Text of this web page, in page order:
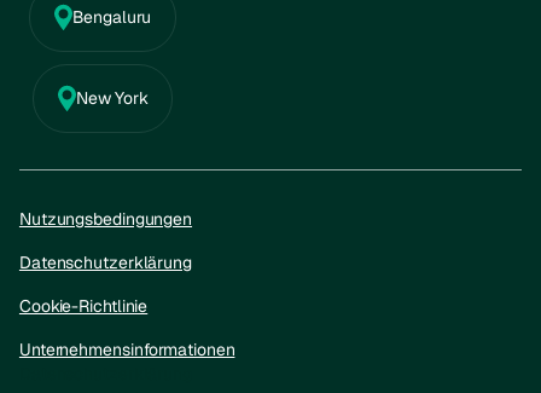
Bengaluru
New York
Nutzungsbedingungen
Datenschutzerklärung
Cookie-Richtlinie
Unternehmensinformationen